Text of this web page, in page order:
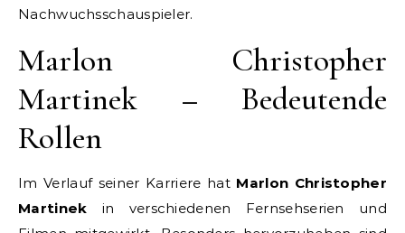
Nachwuchsschauspieler.
Marlon Christopher
Martinek – Bedeutende
Rollen
Im Verlauf seiner Karriere hat Marlon Christopher
Martinek in verschiedenen Fernsehserien und